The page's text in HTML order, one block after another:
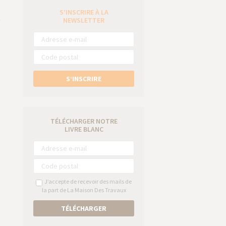
S’INSCRIRE À LA
NEWSLETTER
S’INSCRIRE
TÉLÉCHARGER NOTRE
LIVRE BLANC
J’accepte de recevoir des mails de
la part de La Maison Des Travaux
TÉLÉCHARGER